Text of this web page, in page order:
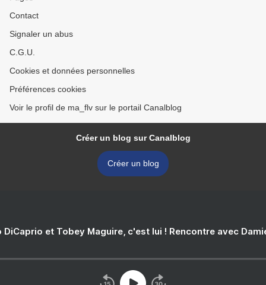
Contact
Signaler un abus
C.G.U.
Cookies et données personnelles
Préférences cookies
Voir le profil de ma_flv sur le portail Canalblog
Créer un blog sur Canalblog
Créer un blog
DiCaprio et Tobey Maguire, c'est lui ! Rencontre avec